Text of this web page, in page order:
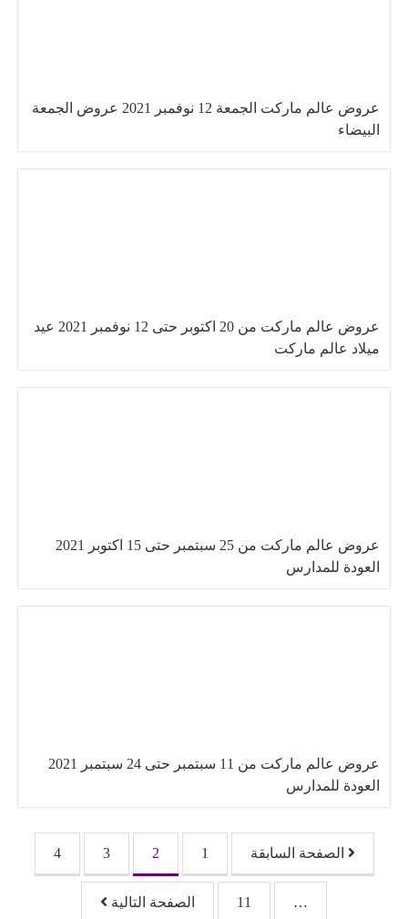
عروض عالم ماركت الجمعة 12 نوفمبر 2021 عروض الجمعة
البيضاء
عروض عالم ماركت من 20 اكتوبر حتى 12 نوفمبر 2021 عيد
ميلاد عالم ماركت
عروض عالم ماركت من 25 سبتمبر حتى 15 اكتوبر 2021
العودة للمدارس
عروض عالم ماركت من 11 سبتمبر حتى 24 سبتمبر 2021
العودة للمدارس
تصفّح المقالات
الصفحة السابقة 1
2
3
4
…
11 الصفحة التالية